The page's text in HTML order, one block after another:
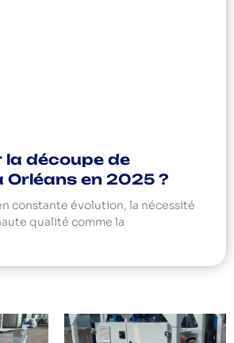
la découpe de
Orléans en 2025 ?
constante évolution, la nécessité
qualité comme la